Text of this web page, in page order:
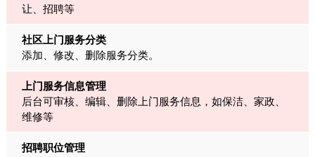
让、招聘等
社区上门服务分类
添加、修改、删除服务分类。
上门服务信息管理
后台可审核、编辑、删除上门服务信息，如保洁、家政、
维修等
招聘职位管理